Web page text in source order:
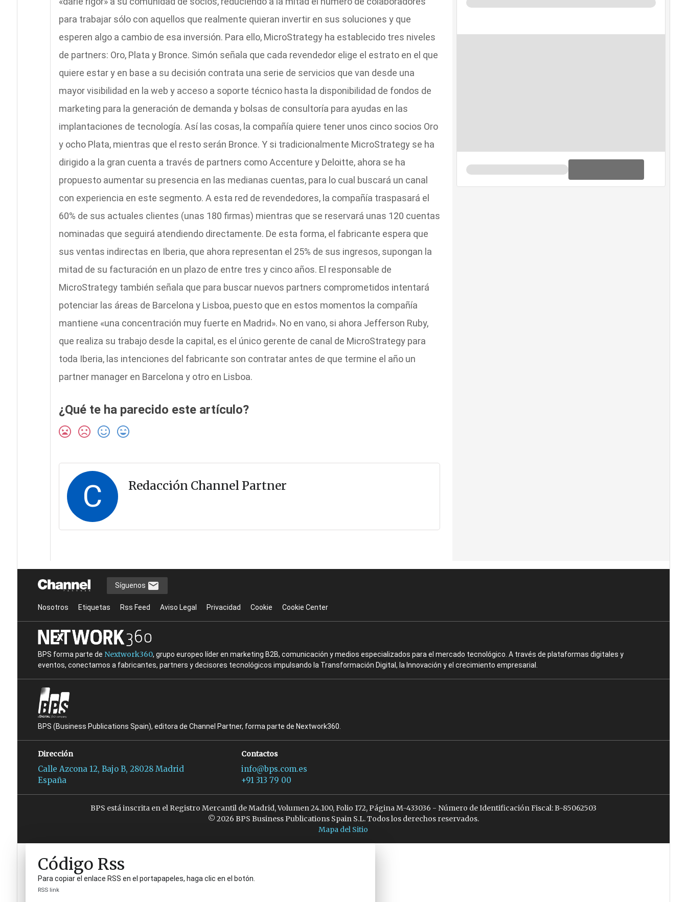
para trabajar sólo con aquellos que realmente quieran invertir en sus soluciones y que
esperen algo a cambio de esa inversión. Para ello, MicroStrategy ha establecido tres niveles
de partners: Oro, Plata y Bronce. Simón señala que cada revendedor elige el estrato en el que
quiere estar y en base a su decisión contrata una serie de servicios que van desde una
mayor visibilidad en la web y acceso a soporte técnico hasta la disponibilidad de fondos de
marketing para la generación de demanda y bolsas de consultoría para ayudas en las
implantaciones de tecnología. Así las cosas, la compañía quiere tener unos cinco socios Oro
y ocho Plata, mientras que el resto serán Bronce. Y si tradicionalmente MicroStrategy se ha
dirigido a la gran cuenta a través de partners como Accenture y Deloitte, ahora se ha
propuesto aumentar su presencia en las medianas cuentas, para lo cual buscará un canal
con experiencia en este segmento. A esta red de revendedores, la compañía traspasará el
60% de sus actuales clientes (unas 180 firmas) mientras que se reservará unas 120 cuentas
nominadas que seguirá atendiendo directamente. De esta forma, el fabricante espera que
sus ventas indirectas en Iberia, que ahora representan el 25% de sus ingresos, supongan la
mitad de su facturación en un plazo de entre tres y cinco años. El responsable de
MicroStrategy también señala que para buscar nuevos partners comprometidos intentará
potenciar las áreas de Barcelona y Lisboa, puesto que en estos momentos la compañía
mantiene «una concentración muy fuerte en Madrid». No en vano, si ahora Jefferson Ruby,
que realiza su trabajo desde la capital, es el único gerente de canal de MicroStrategy para
toda Iberia, las intenciones del fabricante son contratar antes de que termine el año un
partner manager en Barcelona y otro en Lisboa.
¿Qué te ha parecido este artículo?
C Redacción Channel Partner
Síguenos
Nosotros Etiquetas Rss Feed Aviso Legal Privacidad Cookie Cookie Center
BPS forma parte de Nextwork360, grupo europeo líder en marketing B2B, comunicación y medios especializados para el mercado tecnológico. A través de plataformas digitales y
eventos, conectamos a fabricantes, partners y decisores tecnológicos impulsando la Transformación Digital, la Innovación y el crecimiento empresarial.
BPS (Business Publications Spain), editora de Channel Partner, forma parte de Nextwork360.
Dirección
Calle Azcona 12, Bajo B, 28028 Madrid
España
Contactos
info@bps.com.es
+91 313 79 00
BPS está inscrita en el Registro Mercantil de Madrid, Volumen 24.100, Folio 172, Página M-433036 - Número de Identificación Fiscal: B-85062503
© 2026 BPS Business Publications Spain S.L. Todos los derechos reservados.
Mapa del Sitio
Código Rss
Para copiar el enlace RSS en el portapapeles, haga clic en el botón.
RSS link